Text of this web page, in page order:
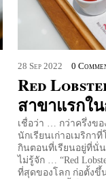
28 Sep 2022 0
Red
สาขาแรกใ
เชื่อว่า … กว่าครึ่งขอ
นักเรียนเก่าอเมริกา
กินตอนที่เรียนอยู่ที่นั่
ไม่รู้จัก … “Red
ที่สุดของโลก ก่อตั้งขึ้